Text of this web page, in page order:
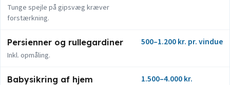
Tunge spejle på gipsvæg kræver
forstærkning.
Persienner og rullegardiner
Inkl. opmåling.
500–1.200 kr. pr. vindue
Babysikring af hjem
1.500–4.000 kr.